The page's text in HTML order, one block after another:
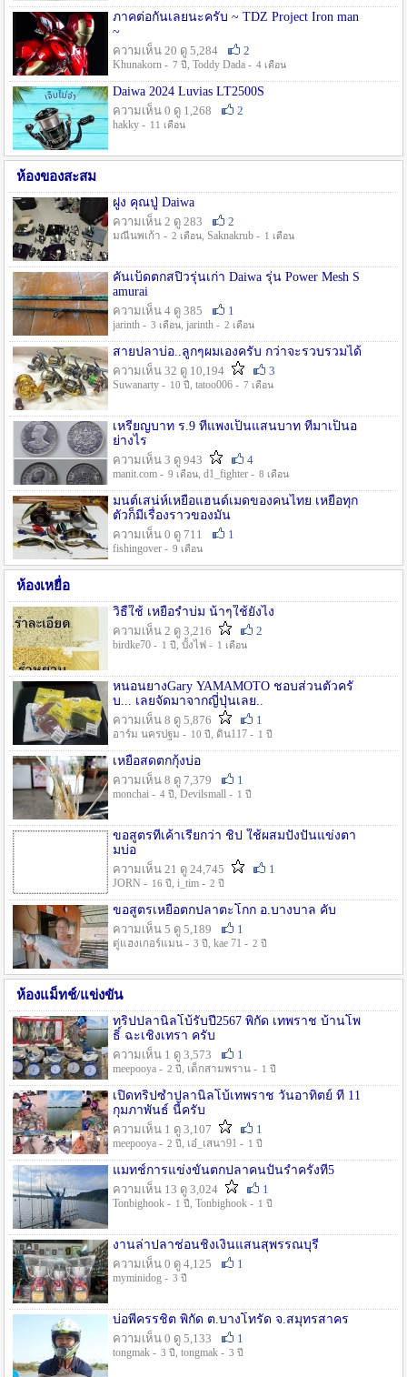
ภาคต่อกันเลยนะครับ ~ TDZ Project Iron man
~
ความเห็น 20 ดู 5,284
2
Khunakorn - 7 ปี , Toddy Dada - 4 เดือน
Daiwa 2024 Luvias LT2500S
ความเห็น 0 ดู 1,268
2
hakky - 11 เดือน
ห้องของสะสม
ฝูง คุณปู่ Daiwa
ความเห็น 2 ดู 283
2
มณีนพเก้า - 2 เดือน, Saknakrub - 1 เดือน
คันเบ็ดตกสปิ๋วรุ่นเก่า Daiwa รุ่น Power Mesh S
amurai
ความเห็น 4 ดู 385
1
jarinth - 3 เดือน, jarinth - 2 เดือน
สายปลาบ่อ..ลูกๆผมเองครับ กว่าจะรวบรวมได้
ความเห็น 32 ดู 10,194
3
Suwanarty - 10 ปี , tatoo006 - 7 เดือน
เหรียญบาท ร.9 ที่แพงเป็นแสนบาท ที่มาเป็นอ
ย่างไร
ความเห็น 3 ดู 943
4
manit.com - 9 เดือน, d1_fighter - 8 เดือน
มนต์เสน่ห์เหยื่อแฮนด์เมดของคนไทย เหยื่อทุก
ตัวก็มีเรื่องราวของมัน
ความเห็น 0 ดู 711
1
fishingover - 9 เดือน
ห้องเหยื่อ
วิธืใช้ เหยื่อรำบ่ม น้าๆใช้ยังไง
ความเห็น 2 ดู 3,216
2
birdke70 - 1 ปี , บั้งไฟ - 1 เดือน
หนอนยางGary YAMAMOTO ชอบส่วนตัวครั
บ... เลยจัดมาจากญี่ปุ่นเลย..
ความเห็น 8 ดู 5,876
1
อาร์ม นครปฐม - 10 ปี , ดิน117 - 1 ปี
เหยื่อสดตกกุ้งบ่อ
ความเห็น 8 ดู 7,379
1
monchai - 4 ปี , Devilsmall - 1 ปี
ขอสูตรที่เค้าเรียกว่า ชิป ใช้ผสมปังปั่นแข่งตา
มบ่อ
ความเห็น 21 ดู 24,745
1
JORN - 16 ปี , i_tim - 2 ปี
ขอสูตรเหยื่อตกปลาตะโกก อ.บางบาล คับ
ความเห็น 5 ดู 5,189
1
ตู่แฮงเกอร์แมน - 3 ปี , kae 71 - 2 ปี
ห้องแม็ทช์/แข่งขัน
ทริปปลานิลโบ้รับปี2567 พิกัด เทพราช บ้านโพ
ธิ์ ฉะเชิงเทรา ครับ
ความเห็น 1 ดู 3,573
1
meepooya - 2 ปี , เด็กสามพราน - 1 ปี
เปิดทริปซ้ำปลานิลโบ้เทพราช วันอาทิตย์ ที่ 11
กุมภาพันธ์ นี้ครับ
ความเห็น 1 ดู 3,107
1
meepooya - 2 ปี , เอ๋_เสนา91 - 1 ปี
แมทช์การแข่งขั้นตกปลาคนปั้นรำครั้งที่5
ความเห็น 13 ดู 3,024
1
Tonbighook - 1 ปี , Tonbighook - 1 ปี
งานล่าปลาช่อนชิงเงินแสนสุพรรณบุรี
ความเห็น 0 ดู 4,125
1
myminidog - 3 ปี
บ่อพี่ครรชิต พิกัด ต.บางโทรัด จ.สมุทรสาคร
ความเห็น 0 ดู 5,133
1
tongmak - 3 ปี , tongmak - 3 ปี